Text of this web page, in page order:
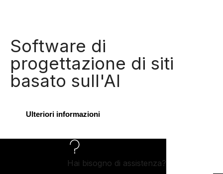
Software di
progettazione di siti
basato sull'AI
Ulteriori informazioni
Hai bisogno di assistenza?